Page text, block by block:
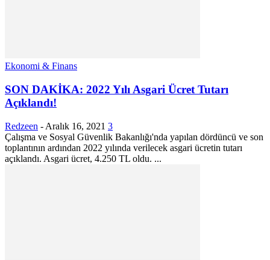
Ekonomi & Finans
SON DAKİKA: 2022 Yılı Asgari Ücret Tutarı
Açıklandı!
Redzeen - Aralık 16, 2021 3
Çalışma ve Sosyal Güvenlik Bakanlığı'nda yapılan dördüncü ve son
toplantının ardından 2022 yılında verilecek asgari ücretin tutarı
açıklandı. Asgari ücret, 4.250 TL oldu. ...